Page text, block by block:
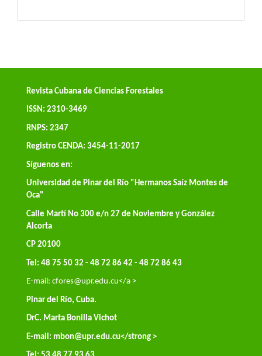
Revista Cubana de Ciencias Forestales
ISSN: 2310-3469
RNPS: 2347
Registro CENDA: 3454-11-2017
Síguenos en:
Universidad de Pinar del Río "Hermanos Saíz Montes de
Oca"
Calle Martí No 300 e/n 27 de Noviembre y González
Alcorta
CP 20100
Tel: 48 75 50 32 - 48 72 86 42 - 48 72 86 43
E-mail: cfores@upr.edu.cu</a >
Pinar del Río, Cuba.
DrC. Marta Bonilla Vichot
E-mail: mbon@upr.edu.cu</strong >